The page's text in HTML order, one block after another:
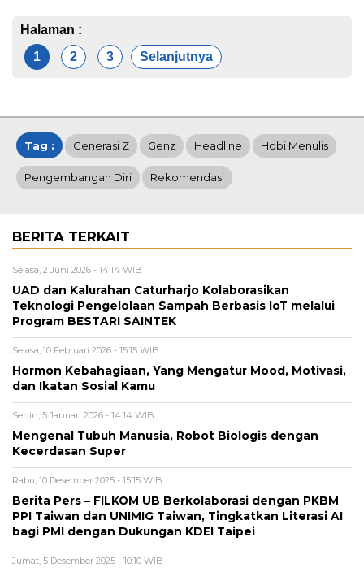
Halaman :
1
2 3 Selanjutnya
Tag : Generasi Z Genz Headline Hobi Menulis
Pengembangan Diri Rekomendasi
BERITA TERKAIT
Selasa, 2 Juni 2026 - 14:14 WIB
UAD dan Kalurahan Caturharjo Kolaborasikan
Teknologi Pengelolaan Sampah Berbasis IoT melalui
Program BESTARI SAINTEK
Selasa, 10 Februari 2026 - 15:15 WIB
Hormon Kebahagiaan, Yang Mengatur Mood, Motivasi,
dan Ikatan Sosial Kamu
Senin, 5 Januari 2026 - 14:14 WIB
Mengenal Tubuh Manusia, Robot Biologis dengan
Kecerdasan Super
Rabu, 10 Desember 2025 - 15:15 WIB
Berita Pers – FILKOM UB Berkolaborasi dengan PKBM
PPI Taiwan dan UNIMIG Taiwan, Tingkatkan Literasi AI
bagi PMI dengan Dukungan KDEI Taipei
Jumat, 5 Desember 2025 - 10:10 WIB